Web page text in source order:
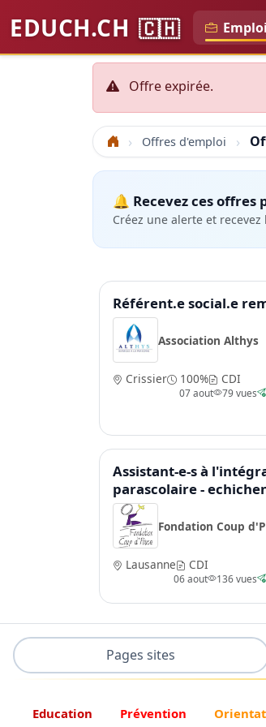
EDUCH.CH 🇨🇭 Emploi
Offre expirée.
Accueil Offres d'emploi
🔔 Recevez ces offres
Créez une alerte et
Référent.e social.e
Association Althys
Crissier 100% CDI
07 aout 79 vues
Assistant-e-s à
parascolaire -
Fondation Coup
Lausanne CDI
06 aout 136 vues
Pages sites
Education Prévention